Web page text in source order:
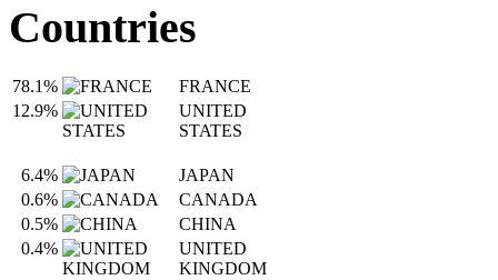
Countries
78.1%
FRANCE
12.9%
UNITED
STATES
6.4%
JAPAN
0.6%
CANADA
0.5%
CHINA
0.4%
UNITED
KINGDOM